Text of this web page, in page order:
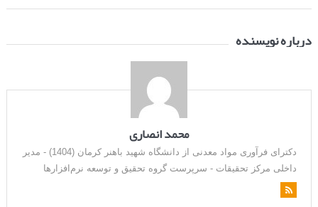
درباره نویسنده
محمد انصاری
دکترای فرآوری مواد معدنی از دانشگاه شهید باهنر کرمان (1404) - مدیر
داخلی مرکز تحقیقات - سرپرست گروه تحقیق و توسعه نرم‌افزارها